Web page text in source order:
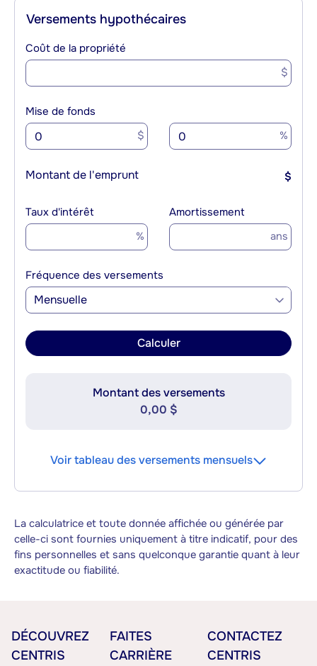
Versements hypothécaires
Coût de la propriété
$
Mise de fonds
$ %
Montant de l'emprunt $
Taux d'intérêt
%
Amortissement
ans
Fréquence des versements
Mensuelle
Calculer
Montant des versements
0,00 $
Voir tableau des versements mensuels
La calculatrice et toute donnée affichée ou générée par
celle-ci sont fournies uniquement à titre indicatif, pour des
fins personnelles et sans quelconque garantie quant à leur
exactitude ou fiabilité.
DÉCOUVREZ
CENTRIS
FAITES
CARRIÈRE
CONTACTEZ
CENTRIS